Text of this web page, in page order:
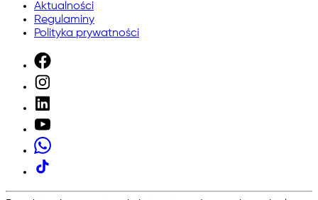
Aktualności
Regulaminy
Polityka prywatności